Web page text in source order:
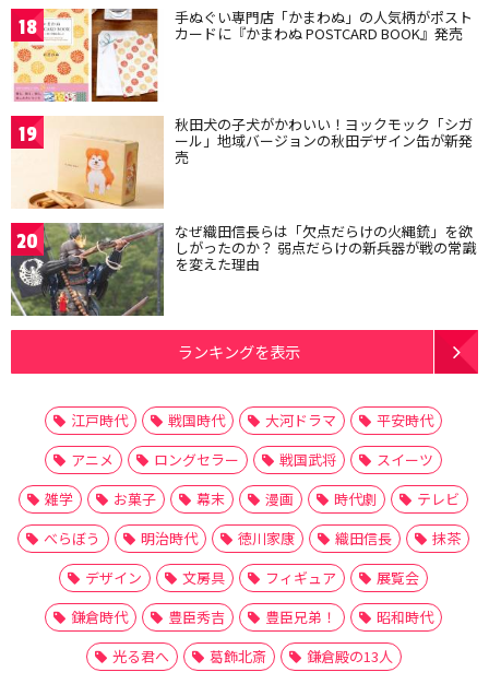
18 手ぬぐい専門店「かまわぬ」の人気柄がポスト
カードに『かまわぬ POSTCARD BOOK』発売
19 秋田犬の子犬がかわいい！ヨックモック「シガ
ール」地域バージョンの秋田デザイン缶が新発
売
20 なぜ織田信長らは「欠点だらけの火縄銃」を欲
しがったのか？ 弱点だらけの新兵器が戦の常識
を変えた理由
ランキングを表示
江戸時代 戦国時代 大河ドラマ
平安時代
アニメ
ロングセラー 戦国武将
スイーツ
雑学
お菓子 幕末 漫画 時代劇
テレビ
べらぼう
明治時代 徳川家康 織田信長
抹茶
デザイン
文房具 フィギュア
展覧会
鎌倉時代
豊臣秀吉 豊臣兄弟！
昭和時代
光る君へ
葛飾北斎 鎌倉殿の13人